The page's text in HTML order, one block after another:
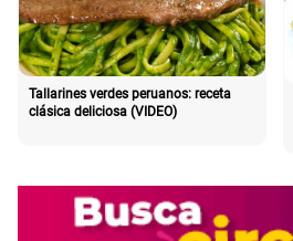
Tallarines verdes peruanos: receta
clásica deliciosa (VIDEO)